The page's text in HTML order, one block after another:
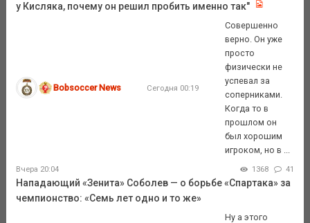
у Кисляка, почему он решил пробить именно так"
Bobsoccer News Сегодня 00:19
Совершенно
верно. Он уже
просто
физически не
успевал за
соперниками.
Когда то в
прошлом он
был хорошим
игроком, но в ...
Вчера 20:04 1368 41
Нападающий «Зенита» Соболев — о борьбе «Спартака» за
чемпионство: «Семь лет одно и то же»
Ну а этого